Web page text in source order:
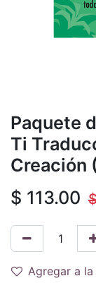
Paquete
Ti
Creación
$ 113.00
Agregar a